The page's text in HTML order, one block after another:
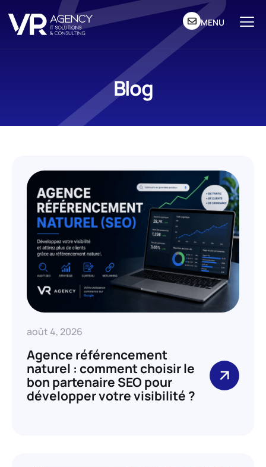
MENU
Blog
août 4, 2026
Agence référencement
naturel : comment choisir le
bon partenaire SEO pour
développer votre visibilité ?